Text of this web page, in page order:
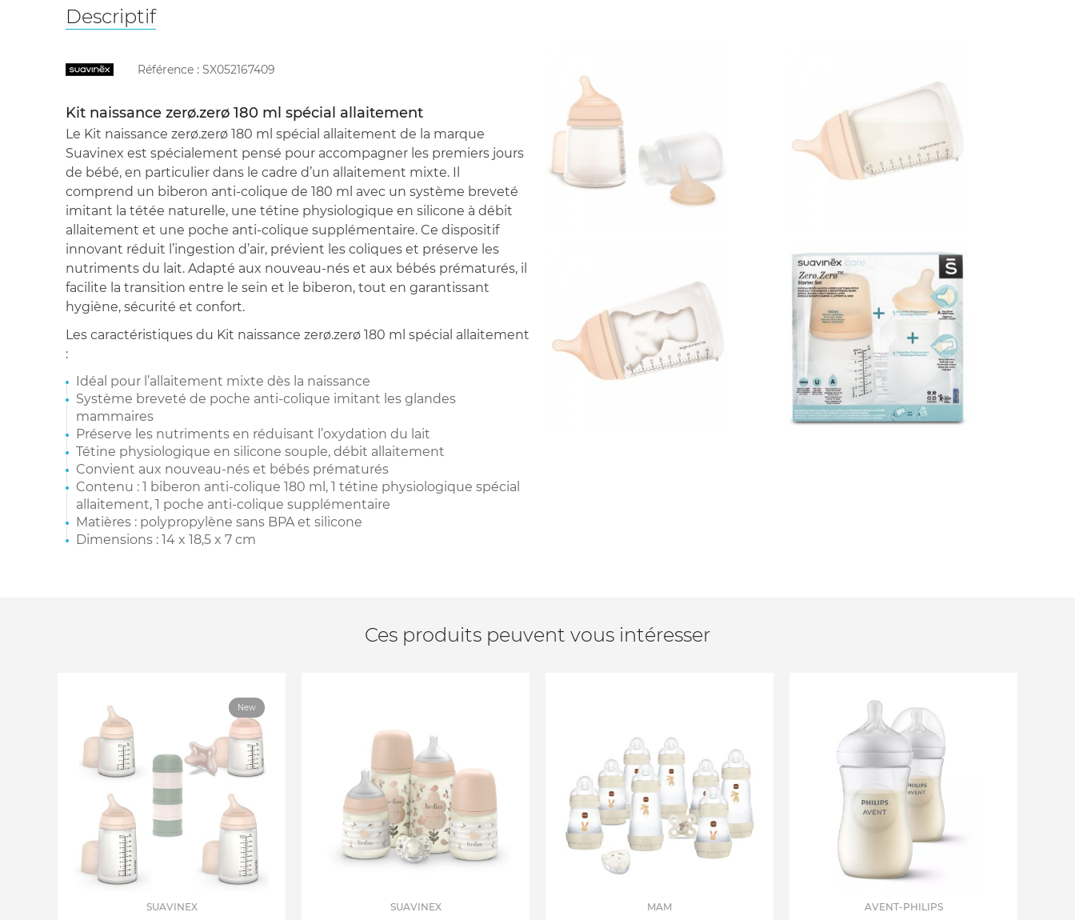
Descriptif
Référence : SX052167409
Kit naissance zerø.zerø 180 ml spécial allaitement
Le Kit naissance zerø.zerø 180 ml spécial allaitement de la marque
Suavinex est spécialement pensé pour accompagner les premiers jours
de bébé, en particulier dans le cadre d’un allaitement mixte. Il
comprend un biberon anti-colique de 180 ml avec un système breveté
imitant la tétée naturelle, une tétine physiologique en silicone à débit
allaitement et une poche anti-colique supplémentaire. Ce dispositif
innovant réduit l’ingestion d’air, prévient les coliques et préserve les
nutriments du lait. Adapté aux nouveau-nés et aux bébés prématurés, il
facilite la transition entre le sein et le biberon, tout en garantissant
hygiène, sécurité et confort.
Les caractéristiques du Kit naissance zerø.zerø 180 ml spécial allaitement
:
Idéal pour l’allaitement mixte dès la naissance
Système breveté de poche anti-colique imitant les glandes
mammaires
Préserve les nutriments en réduisant l’oxydation du lait
Tétine physiologique en silicone souple, débit allaitement
Convient aux nouveau-nés et bébés prématurés
Contenu : 1 biberon anti-colique 180 ml, 1 tétine physiologique spécial
allaitement, 1 poche anti-colique supplémentaire
Matières : polypropylène sans BPA et silicone
Dimensions : 14 x 18,5 x 7 cm
Ces produits peuvent vous intéresser
New
SUAVINEX
SUAVINEX
MAM
AVENT-PHILIPS